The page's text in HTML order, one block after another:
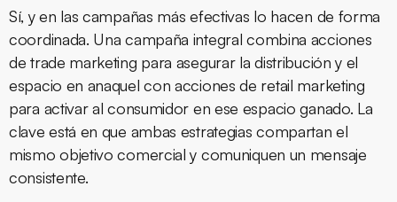
Sí, y en las campañas más efectivas lo hacen de forma
coordinada. Una campaña integral combina acciones
de trade marketing para asegurar la distribución y el
espacio en anaquel con acciones de retail marketing
para activar al consumidor en ese espacio ganado. La
clave está en que ambas estrategias compartan el
mismo objetivo comercial y comuniquen un mensaje
consistente.